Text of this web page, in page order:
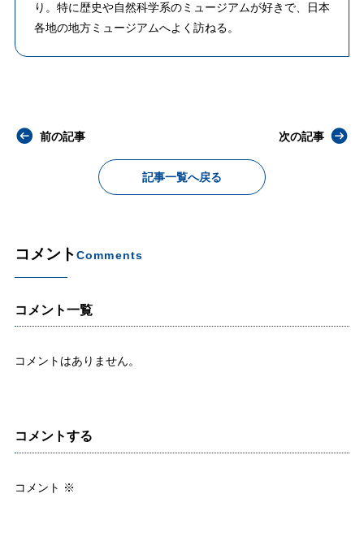
り。特に歴史や自然科学系のミュージアムが好きで、日本
各地の地方ミュージアムへよく訪ねる。
前の記事
記事一覧へ戻る
次の記事
コメントComments
コメント一覧
コメントはありません。
コメントする
コメント ※